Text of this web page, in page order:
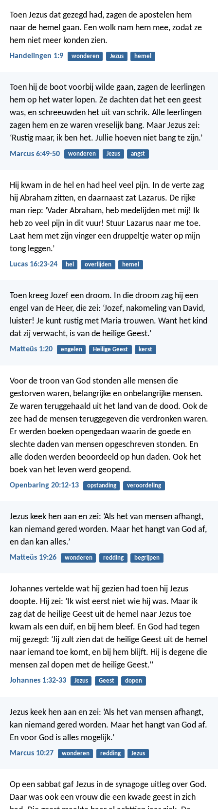
Toen Jezus dat gezegd had, zagen de apostelen hem
naar de hemel gaan. Een wolk nam hem mee, zodat ze
hem niet meer konden zien.
Handelingen 1:9 wonderen Jezus hemel
Toen hij de boot voorbij wilde gaan, zagen de leerlingen
hem op het water lopen. Ze dachten dat het een geest
was, en schreeuwden het uit van schrik. Alle leerlingen
zagen hem en ze waren vreselijk bang. Maar Jezus zei:
‘Rustig maar, ik ben het. Jullie hoeven niet bang te zijn.’
Marcus 6:49-50 wonderen Jezus angst
Hij kwam in de hel en had heel veel pijn. In de verte zag
hij Abraham zitten, en daarnaast zat Lazarus. De rijke
man riep: ‘Vader Abraham, heb medelijden met mij! Ik
heb zo veel pijn in dit vuur! Stuur Lazarus naar me toe.
Laat hem met zijn vinger een druppeltje water op mijn
tong leggen.’
Lucas 16:23-24 hel overlijden hemel
Toen kreeg Jozef een droom. In die droom zag hij een
engel van de Heer, die zei: ‘Jozef, nakomeling van David,
luister! Je kunt rustig met Maria trouwen. Want het kind
dat zij verwacht, is van de heilige Geest.’
Matteüs 1:20 engelen Heilige Geest kerst
Voor de troon van God stonden alle mensen die
gestorven waren, belangrijke en onbelangrijke mensen.
Ze waren teruggehaald uit het land van de dood. Ook de
zee had de mensen teruggegeven die verdronken waren.
Er werden boeken opengedaan waarin de goede en
slechte daden van mensen opgeschreven stonden. En
alle doden werden beoordeeld op hun daden. Ook het
boek van het leven werd geopend.
Openbaring 20:12-13 opstanding veroordeling
Jezus keek hen aan en zei: ‘Als het van mensen afhangt,
kan niemand gered worden. Maar het hangt van God af,
en dan kan alles.’
Matteüs 19:26 wonderen redding begrijpen
Johannes vertelde wat hij gezien had toen hij Jezus
doopte. Hij zei: ‘Ik wist eerst niet wie hij was. Maar ik
zag dat de heilige Geest uit de hemel naar Jezus toe
kwam als een duif, en bij hem bleef. En God had tegen
mij gezegd: ‘Jij zult zien dat de heilige Geest uit de hemel
naar iemand toe komt, en bij hem blijft. Hij is degene die
mensen zal dopen met de heilige Geest.’’
Johannes 1:32-33 Jezus Geest dopen
Jezus keek hen aan en zei: ‘Als het van mensen afhangt,
kan niemand gered worden. Maar het hangt van God af.
En voor God is alles mogelijk.’
Marcus 10:27 wonderen redding Jezus
Op een sabbat gaf Jezus in de synagoge uitleg over God.
Daar was ook een vrouw die een kwade geest in zich